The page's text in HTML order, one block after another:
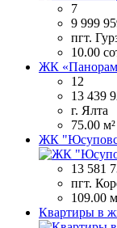
7
9 999
пгт.
10.00
ЖК
12
13 439
г. Ялта
75.00 м²
ЖК
13 581
пгт.
109.00
Квартиры в